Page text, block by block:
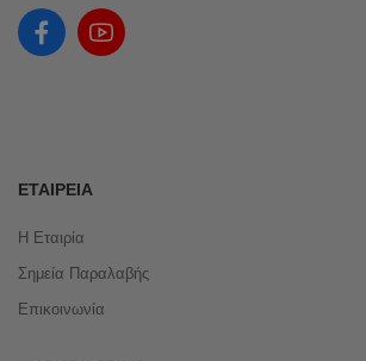
ΕΤΑΙΡΕΊΑ
Η Εταιρία
Σημεία Παραλαβής
Επικοινωνία